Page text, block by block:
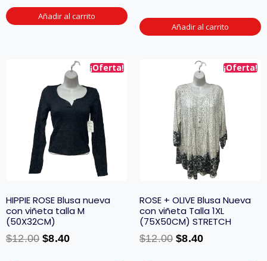
Añadir al carrito
Añadir al carrito
¡Oferta!
HIPPIE ROSE Blusa nueva
con viñeta talla M
(50X32CM)
$12.00 $8.40
¡Oferta!
ROSE + OLIVE Blusa Nueva
con viñeta Talla 1XL
(75X50CM) STRETCH
$12.00 $8.40